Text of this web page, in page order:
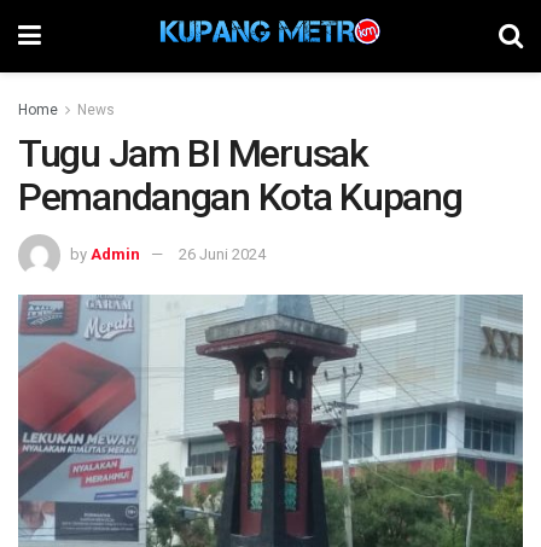
Home News
Tugu Jam BI Merusak
Pemandangan Kota Kupang
by Admin 26 Juni 2024